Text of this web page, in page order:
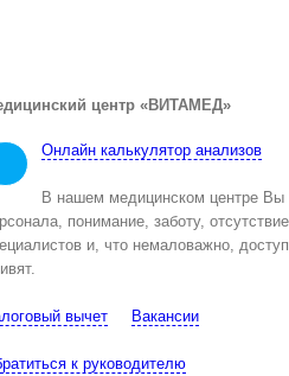
центр «ВИТАМЕД»
Онлайн калькулятор анализов
В нашем медицинском центре Вы
понимание, заботу,
и, что немаловажно,
вычет Вакансии
к руководителю